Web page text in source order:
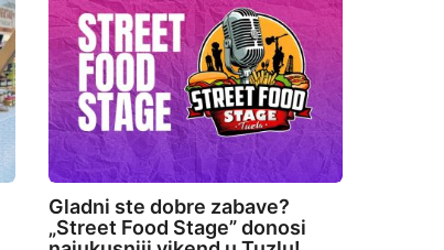
Gladni ste dobre zabave?
„Street Food Stage” donosi